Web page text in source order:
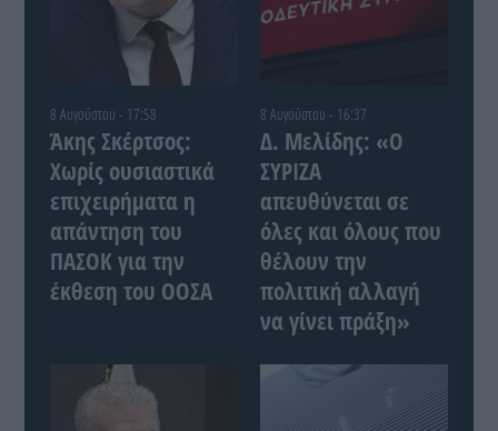
8 Αυγούστου - 17:58
Άκης Σκέρτσος:
Χωρίς ουσιαστικά
επιχειρήματα η
απάντηση του
ΠΑΣΟΚ για την
έκθεση του ΟΟΣΑ
8 Αυγούστου - 16:37
Δ. Μελίδης: «Ο
ΣΥΡΙΖΑ
απευθύνεται σε
όλες και όλους που
θέλουν την
πολιτική αλλαγή
να γίνει πράξη»